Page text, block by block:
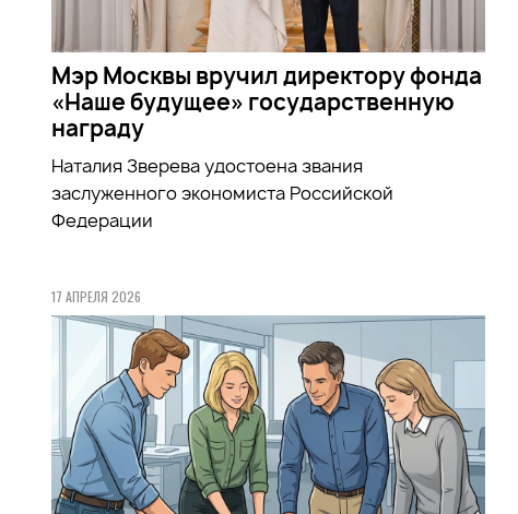
Мэр Москвы вручил директору фонда
«Наше будущее» государственную
награду
Наталия Зверева удостоена звания
заслуженного экономиста Российской
Федерации
17 АПРЕЛЯ 2026